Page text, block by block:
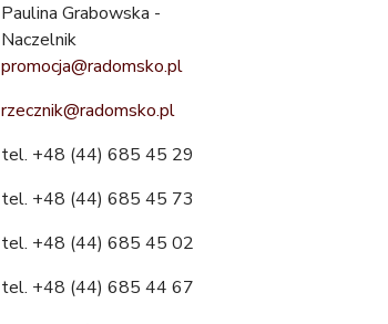
Paulina Grabowska -
Naczelnik
promocja@radomsko.pl
rzecznik@radomsko.pl
tel. +48 (44) 685 45 29
tel. +48 (44) 685 45 73
tel. +48 (44) 685 45 02
tel. +48 (44) 685 44 67